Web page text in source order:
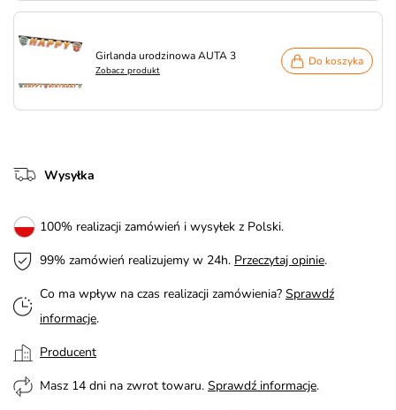
Girlanda urodzinowa AUTA 3
Zobacz produkt
Do koszyka
Wysyłka
100% realizacji zamówień i wysyłek z Polski.
99% zamówień realizujemy w 24h. Przeczytaj opinie.
Co ma wpływ na czas realizacji zamówienia? Sprawdź
informacje.
Producent
Masz 14 dni na zwrot towaru. Sprawdź informacje.